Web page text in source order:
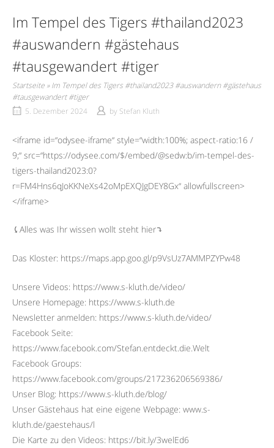
Im Tempel des Tigers #thailand2023
#auswandern #gästehaus
#tausgewandert #tiger
Startseite »Im Tempel des Tigers #thailand2023 #auswandern #gästehaus
#tausgewandert #tiger
5. Dezember 2024
by Stefan Kluth
<iframe id=“odysee-iframe“ style=“width:100%; aspect-ratio:16 /
9;“ src=“https://odysee.com/$/embed/@sedw:b/im-tempel-des-
tigers-thailand2023:0?
r=FM4Hns6qJoKKNeXs42oMpEXQJgDEY8Gx“ allowfullscreen>
</iframe>
⤹Alles was Ihr wissen wollt steht hier⤵︎
Das Kloster: https://maps.app.goo.gl/p9VsUz7AMMPZYPw48
Unsere Videos: https://www.s-kluth.de/video/
Unsere Homepage: https://www.s-kluth.de
Newsletter anmelden: https://www.s-kluth.de/video/
Facebook Seite:
https://www.facebook.com/Stefan.entdeckt.die.Welt
Facebook Groups:
https://www.facebook.com/groups/217236206569386/
Unser Blog: https://www.s-kluth.de/blog/
Unser Gästehaus hat eine eigene Webpage: www.s-
kluth.de/gaestehaus/l
Die Karte zu den Videos: https://bit.ly/3welEd6